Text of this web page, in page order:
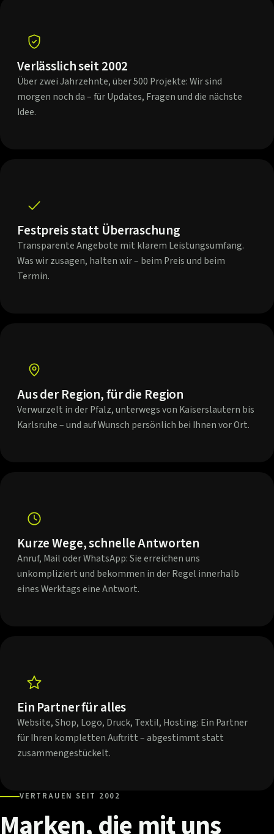
Verlässlich seit 2002
Über zwei Jahrzehnte, über 500 Projekte: Wir sind
morgen noch da – für Updates, Fragen und die nächste
Idee.
Festpreis statt Überraschung
Transparente Angebote mit klarem Leistungsumfang.
Was wir zusagen, halten wir – beim Preis und beim
Termin.
Aus der Region, für die Region
Verwurzelt in der Pfalz, unterwegs von Kaiserslautern bis
Karlsruhe – und auf Wunsch persönlich bei Ihnen vor Ort.
Kurze Wege, schnelle Antworten
Anruf, Mail oder WhatsApp: Sie erreichen uns
unkompliziert und bekommen in der Regel innerhalb
eines Werktags eine Antwort.
Ein Partner für alles
Website, Shop, Logo, Druck, Textil, Hosting: Ein Partner
für Ihren kompletten Auftritt – abgestimmt statt
zusammengestückelt.
VERTRAUEN SEIT 2002
Marken,die mituns